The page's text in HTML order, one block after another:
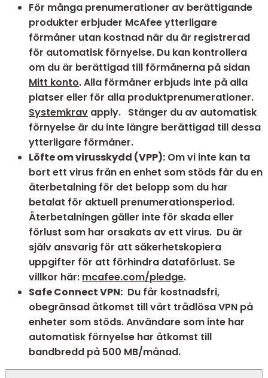
För många prenumerationer av berättigande
produkter erbjuder McAfee ytterligare
förmåner utan kostnad när du är registrerad
för automatisk förnyelse. Du kan kontrollera
om du är berättigad till förmånerna på sidan
Mitt konto. Alla förmåner erbjuds inte på alla
platser eller för alla produktprenumerationer.
Systemkrav apply. Stänger du av automatisk
förnyelse är du inte längre berättigad till dessa
ytterligare förmåner.
Löfte om virusskydd (VPP): Om vi inte kan ta
bort ett virus från en enhet som stöds får du en
återbetalning för det belopp som du har
betalat för aktuell prenumerationsperiod.
Återbetalningen gäller inte för skada eller
förlust som har orsakats av ett virus. Du är
själv ansvarig för att säkerhetskopiera
uppgifter för att förhindra dataförlust. Se
villkor här: mcafee.com/pledge.
Safe Connect VPN: Du får kostnadsfri,
obegränsad åtkomst till vårt trådlösa VPN på
enheter som stöds. Användare som inte har
automatisk förnyelse har åtkomst till
bandbredd på 500 MB/månad.